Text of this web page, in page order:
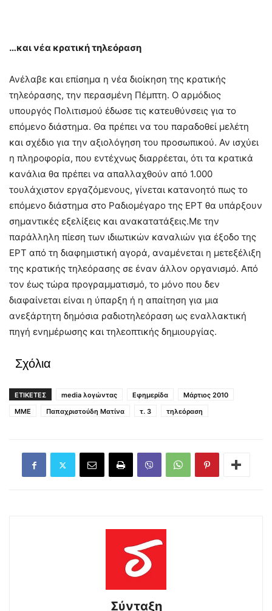
…και νέα κρατική τηλεόραση
Ανέλαβε και επίσημα η νέα διοίκηση της κρατικής
τηλεόρασης, την περασμένη Πέμπτη. Ο αρμόδιος
υπουργός Πολιτισμού έδωσε τις κατευθύνσεις για το
επόμενο διάστημα. Θα πρέπει να του παραδοθεί μελέτη
και σχέδιο για την αξιολόγηση του προσωπικού. Αν ισχύει
η πληροφορία, που εντέχνως διαρρέεται, ότι τα κρατικά
κανάλια θα πρέπει να απαλλαχθούν από 1.000
τουλάχιστον εργαζόμενους, γίνεται κατανοητό πως το
επόμενο διάστημα στο Ραδιομέγαρο της ΕΡΤ θα υπάρξουν
σημαντικές εξελίξεις και ανακατατάξεις.Με την
παράλληλη πίεση των ιδιωτικών καναλιών για έξοδο της
ΕΡΤ από τη διαφημιστική αγορά, αναμένεται η μετεξέλιξη
της κρατικής τηλεόρασης σε έναν άλλον οργανισμό. Από
τον έως τώρα προγραμματισμό, το μόνο που δεν
διαφαίνεται είναι η ύπαρξη ή η απαίτηση για μια
ανεξάρτητη δημόσια ραδιοτηλεόραση ως εναλλακτική
πηγή ενημέρωσης και τηλεοπτικής δημιουργίας.
Σχόλια
ΕΤΙΚΕΤΕΣ media λογώντας Εφημερίδα
Μάρτιος 2010
ΜΜΕ
Παπαχριστούδη Ματίνα τ. 3 τηλεόραση
Σύνταξη